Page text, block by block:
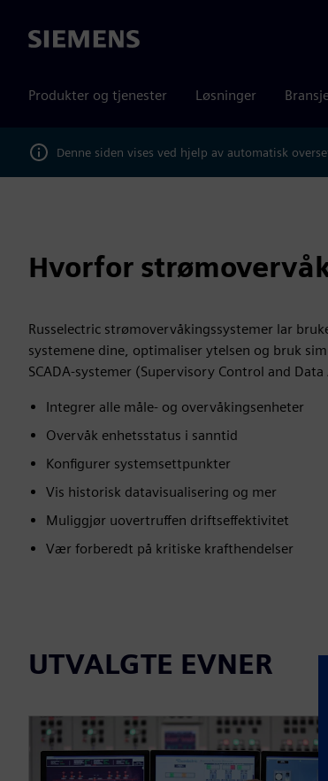
Siemens
Produkter og tjenester Løsninger
Denne siden vises ved hjelp av automatisk
Hvorfor
Russelectric strømovervåkingssystemer lar
systemene dine, optimaliser ytelsen og bruk
SCADA-systemer (Supervisory Control and
Integrer alle måle- og overvåkingsenheter
Overvåk enhetsstatus i sanntid
Konfigurer systemsettpunkter
Vis historisk datavisualisering og mer
Muliggjør uovertruffen driftseffektivitet
Vær forberedt på kritiske krafthendelser
UTVALGTE EVNER